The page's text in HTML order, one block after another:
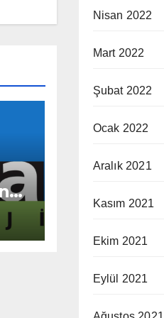
Nisan 2022
Mart 2022
Şubat 2022
Ocak 2022
Aralık 2021
Kasım 2021
Ekim 2021
Eylül 2021